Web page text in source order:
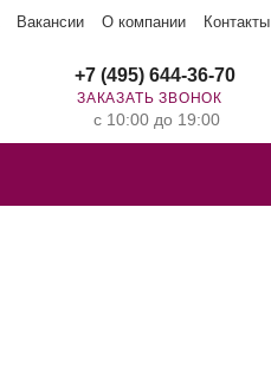
Вакансии О компании Контакты
+7 (495) 644-36-70
ЗАКАЗАТЬ ЗВОНОК
с 10:00 до 19:00